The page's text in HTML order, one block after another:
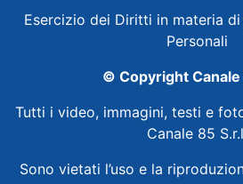
Esercizio dei Diritti in materia
Personali
© Copyright Canale
Tutti i video, immagini, testi e
Canale 85
Sono vietati l’uso e la